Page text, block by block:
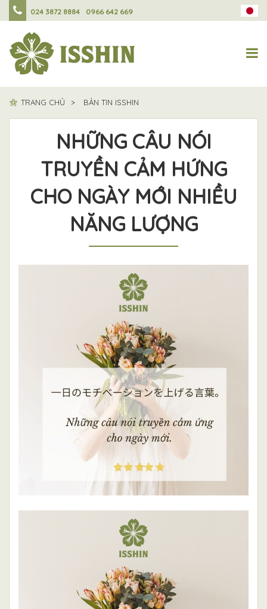
024 3872 8884 0966 642 669
TRANG CHỦ BẢN TIN ISSHIN
NHỮNG CÂU NÓI
TRUYỀN CẢM HỨNG
CHO NGÀY MỚI NHIỀU
NĂNG LƯỢNG